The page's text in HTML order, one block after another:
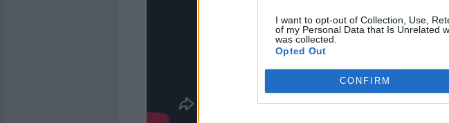
I want to opt-out of Collection, Use,
of my Personal Data that Is Unrelated
was collected.
Opted Out
CONFIRM